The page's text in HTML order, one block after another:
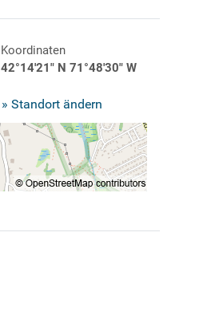
Koordinaten
42°14'21" N 71°48'30" W
» Standort ändern